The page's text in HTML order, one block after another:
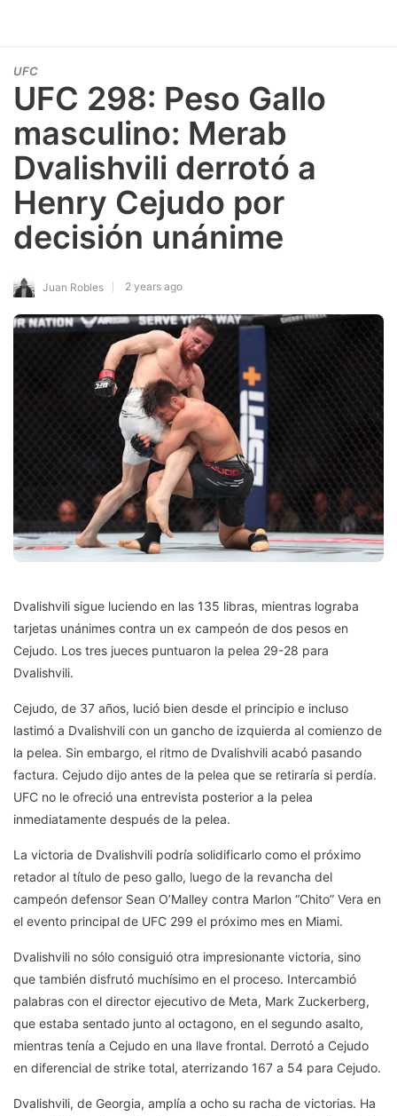
UFC
UFC 298: Peso Gallo
masculino: Merab
Dvalishvili derrotó a
Henry Cejudo por
decisión unánime
Juan Robles 2 years ago
Dvalishvili sigue luciendo en las 135 libras, mientras lograba
tarjetas unánimes contra un ex campeón de dos pesos en
Cejudo. Los tres jueces puntuaron la pelea 29-28 para
Dvalishvili.
Cejudo, de 37 años, lució bien desde el principio e incluso
lastimó a Dvalishvili con un gancho de izquierda al comienzo de
la pelea. Sin embargo, el ritmo de Dvalishvili acabó pasando
factura. Cejudo dijo antes de la pelea que se retiraría si perdía.
UFC no le ofreció una entrevista posterior a la pelea
inmediatamente después de la pelea.
La victoria de Dvalishvili podría solidificarlo como el próximo
retador al título de peso gallo, luego de la revancha del
campeón defensor Sean O’Malley contra Marlon “Chito” Vera en
el evento principal de UFC 299 el próximo mes en Miami.
Dvalishvili no sólo consiguió otra impresionante victoria, sino
que también disfrutó muchísimo en el proceso. Intercambió
palabras con el director ejecutivo de Meta, Mark Zuckerberg,
que estaba sentado junto al octagono, en el segundo asalto,
mientras tenía a Cejudo en una llave frontal. Derrotó a Cejudo
en diferencial de strike total, aterrizando 167 a 54 para Cejudo.
Dvalishvili, de Georgia, amplía a ocho su racha de victorias. Ha